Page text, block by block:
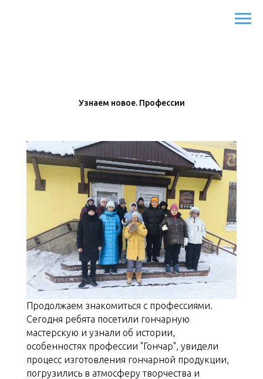
Узнаем новое. Профессии
Продолжаем знакомиться с профессиями.
Сегодня ребята посетили гончарную
мастерскую и узнали об истории,
особенностях профессии "Гончар", увидели
процесс изготовления гончарной продукции,
погрузились в атмосферу творчества и